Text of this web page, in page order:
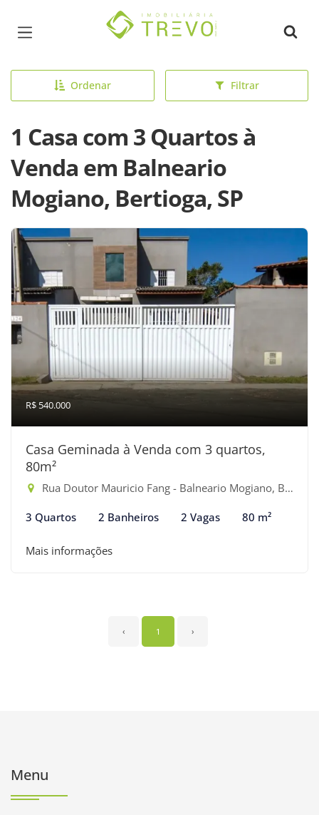
Página inicial
Ordenar Filtrar
1 Casa com 3 Quartos à
Venda em Balneario
Mogiano, Bertioga, SP
R$ 540.000
Casa Geminada à Venda com 3 quartos,
80m²
Rua Doutor Mauricio Fang - Balneario Mogiano, Bertioga-SP
3 Quartos 2 Banheiros 2 Vagas 80 m²
Mais informações
‹ 1 ›
Menu